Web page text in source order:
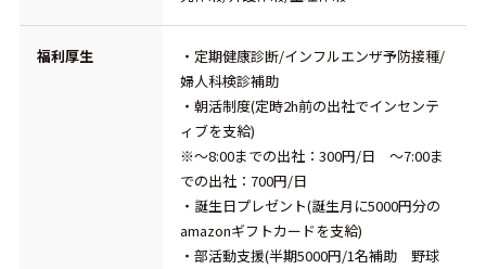
福利厚生
・定期健康診断/インフルエンザ予防接種/
婦人科検診補助
・朝活制度(定時2h前の出社でインセンテ
ィブを支給)
※～8:00までの出社：300円/日 ～7:00ま
での出社：700円/日
・誕生日プレゼント(誕生月に5000円分の
amazonギフトカードを支給)
・部活動支援(半期5000円/1名補助 野球